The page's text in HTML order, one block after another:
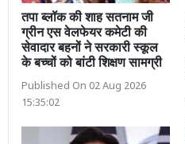
तपा ब्लॉक की शाह सतनाम जी
ग्रीन एस वेलफेयर कमेटी की
सेवादार बहनों ने सरकारी स्कूल
के बच्चों को बांटी शिक्षण सामग्री
Published On 02 Aug 2026
15:35:02